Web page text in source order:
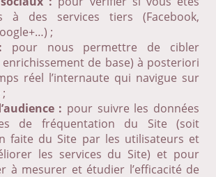
à des services tiers (Facebook,
;
pour nous permettre de cibler
enrichissement de base) à posteriori
réel l’internaute qui navigue sur
: pour suivre les données
de fréquentation du Site (soit
faite du Site par les utilisateurs et
les services du Site) et pour
à mesurer et étudier l’efficacité de